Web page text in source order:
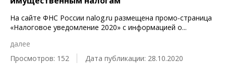
На сайте ФНС России nalog.ru размещена промо-страница
«Налоговое уведомление 2020» с информацией о...
далее
Просмотров: 152
Дата публикации: 28.10.2020